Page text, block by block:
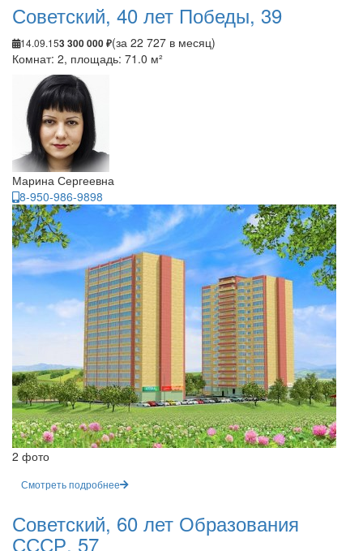
Советский, 40 лет Победы, 39
14.09.153 300 000 ₽(за 22 727 в месяц)
Комнат: 2, площадь: 71.0 м²
Марина Сергеевна
8-950-986-9898
2 фото
Смотреть подробнее
Советский, 60 лет Образования
СССР, 57